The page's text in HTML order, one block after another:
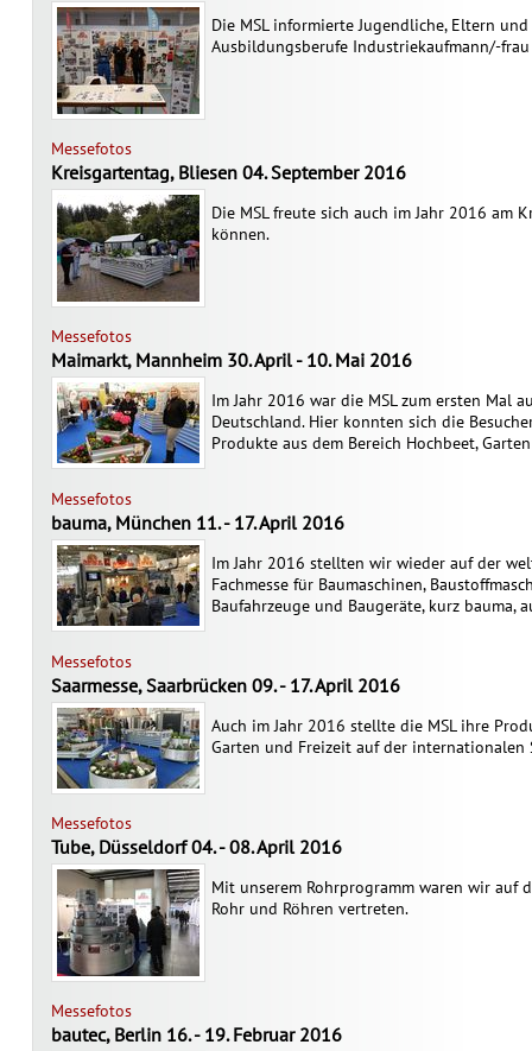
Die MSL informierte Jugendliche, Eltern
Ausbildungsberufe Industriekaufmann/-
Messefotos
Kreisgartentag, Bliesen 04. September 2016
Die MSL freute sich auch im Jahr 2016 am
können.
Messefotos
Maimarkt, Mannheim 30. April - 10. Mai 2016
Im Jahr 2016 war die MSL zum ersten Mal
Deutschland. Hier konnten sich die
Produkte aus dem Bereich Hochbeet,
Messefotos
bauma, München 11. - 17. April 2016
Im Jahr 2016 stellten wir wieder auf der
Fachmesse für Baumaschinen,
Baufahrzeuge und Baugeräte, kurz bauma,
Messefotos
Saarmesse, Saarbrücken 09. - 17. April 2016
Auch im Jahr 2016 stellte die MSL ihre
Garten und Freizeit auf der internationalen
Messefotos
Tube, Düsseldorf 04. - 08. April 2016
Mit unserem Rohrprogramm waren wir auf
Rohr und Röhren vertreten.
Messefotos
bautec, Berlin 16. - 19. Februar 2016